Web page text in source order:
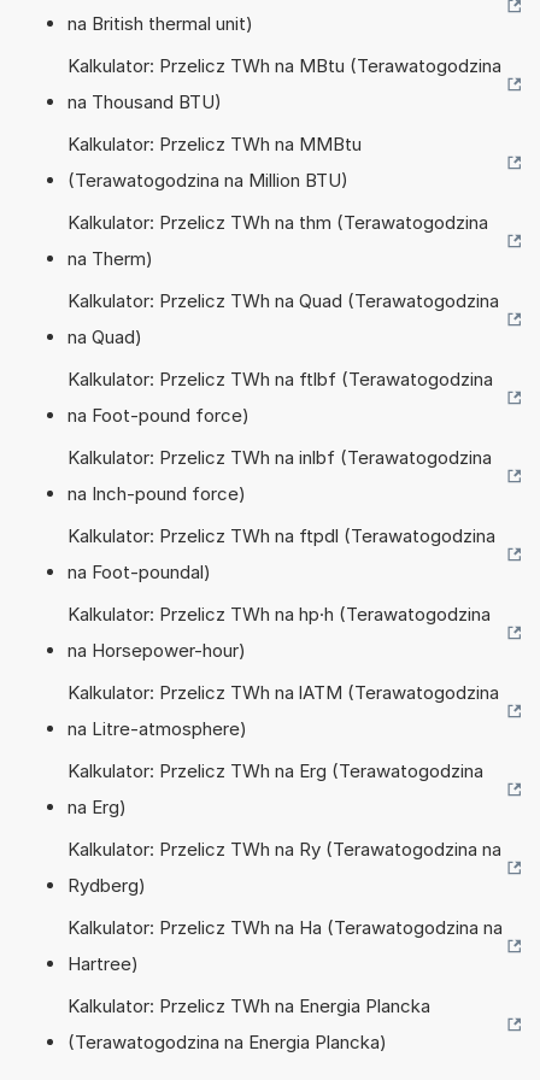
na British thermal unit)
Kalkulator: Przelicz TWh na MBtu (Terawatogodzina
na Thousand BTU)
Kalkulator: Przelicz TWh na MMBtu
(Terawatogodzina na Million BTU)
Kalkulator: Przelicz TWh na thm (Terawatogodzina
na Therm)
Kalkulator: Przelicz TWh na Quad (Terawatogodzina
na Quad)
Kalkulator: Przelicz TWh na ftlbf (Terawatogodzina
na Foot-pound force)
Kalkulator: Przelicz TWh na inlbf (Terawatogodzina
na Inch-pound force)
Kalkulator: Przelicz TWh na ftpdl (Terawatogodzina
na Foot-poundal)
Kalkulator: Przelicz TWh na hp·h (Terawatogodzina
na Horsepower-hour)
Kalkulator: Przelicz TWh na lATM (Terawatogodzina
na Litre-atmosphere)
Kalkulator: Przelicz TWh na Erg (Terawatogodzina
na Erg)
Kalkulator: Przelicz TWh na Ry (Terawatogodzina na
Rydberg)
Kalkulator: Przelicz TWh na Ha (Terawatogodzina na
Hartree)
Kalkulator: Przelicz TWh na Energia Plancka
(Terawatogodzina na Energia Plancka)